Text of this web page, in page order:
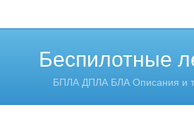
Беспилотные
БПЛА ДПЛА БЛА Описания и